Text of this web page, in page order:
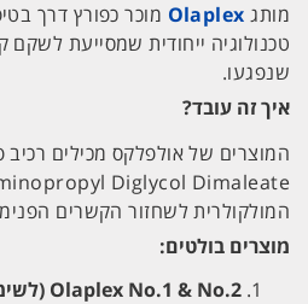
מותג Olaplex מוכר כפורץ דרך
טכנולוגיה ייחודית שמסייעת לשקם
שנפגעו.
איך זה עובד?
המולקולרית לשחזור הקשרים
מוצרים בולטים:
Olaplex No.1 & No.2 (לשימוש במספרה)